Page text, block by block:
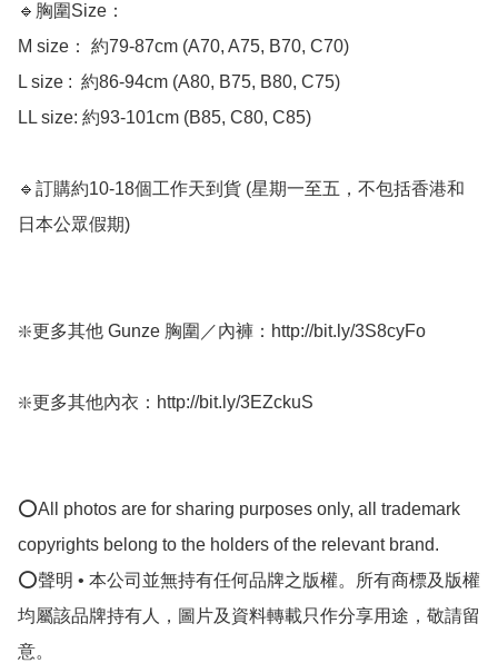
🔹胸圍Size：
M size： 約79-87cm (A70, A75, B70, C70)
L size :  約86-94cm (A80, B75, B80, C75)
LL size: 約93-101cm (B85, C80, C85)
🔹訂購約10-18個工作天到貨 (星期一至五，不包括香港和
日本公眾假期)
❇️更多其他 Gunze 胸圍／內褲：http://bit.ly/3S8cyFo
❇️更多其他內衣：http://bit.ly/3EZckuS
⭕All photos are for sharing purposes only, all trademark
copyrights belong to the holders of the relevant brand.
⭕聲明 • 本公司並無持有任何品牌之版權。所有商標及版權
均屬該品牌持有人，圖片及資料轉載只作分享用途，敬請留
意。